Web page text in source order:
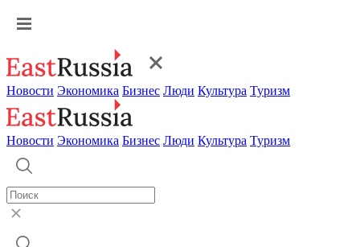
Новости Экономика Бизнес Люди Культура Туризм
Новости Экономика Бизнес Люди Культура Туризм